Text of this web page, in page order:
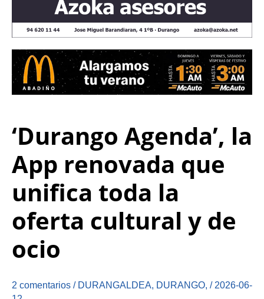
‘Durango Agenda’, la
App renovada que
unifica toda la
oferta cultural y de
ocio
2 comentarios / DURANGALDEA, DURANGO, / 2026-06-